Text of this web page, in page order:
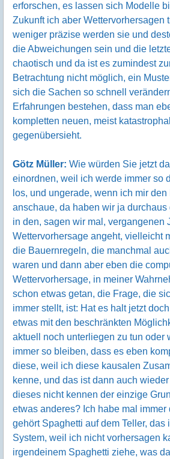
erforschen, es lassen sich Modelle
Zukunft ich aber Wettervorhersagen
weniger präzise werden sie und
die Abweichungen sein und die
chaotisch und da ist es zumindest
Betrachtung nicht möglich, ein
sich die Sachen so schnell
Erfahrungen bestehen, dass man
kompletten neuen, meist
gegenübersieht.
Götz Müller: Wie würden Sie jetzt
einordnen, weil ich werde immer so
los, und ungerade, wenn ich mir den
anschaue, da haben wir ja
in den, sagen wir mal, vergangenen
Wettervorhersage angeht, vielleicht
die Bauernregeln, die manchmal
waren und dann aber eben die
Wettervorhersage, in meiner
schon etwas getan, die Frage, die
immer stellt, ist: Hat es halt jetzt
etwas mit den beschränkten
aktuell noch unterliegen zu tun oder
immer so bleiben, dass es eben
diese, weil ich diese kausalen
kenne, und das ist dann auch
dieses nicht kennen der einzige
etwas anderes? Ich habe mal immer
gehört Spaghetti auf dem Teller, das
System, weil ich nicht vorhersagen
irgendeinem Spaghetti ziehe, was